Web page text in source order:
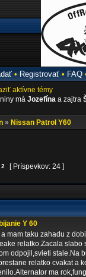
• Registrovať• FAQ
aktívne témy
má Jozefína a zajtra
» Nissan Patrol Y60
2 [ Príspevkov: 24 ]
Y 60
mam taku zahadu z
relatko.Zacala slabo
odpojil,svieti stale.Na
relatko cvakat a
ma